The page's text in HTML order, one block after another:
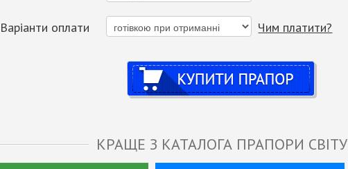
Варіанти оплати Чим платити?
Купити
КРАЩЕ З КАТАЛОГА ПРАПОРИ СВІТУ